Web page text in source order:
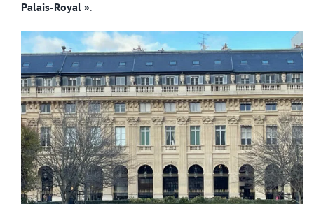
Palais-Royal ».